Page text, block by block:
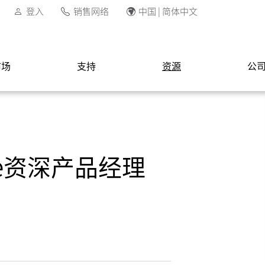
登入 销售网络 中国 | 简体中文
支持 资源 公
深产品经理